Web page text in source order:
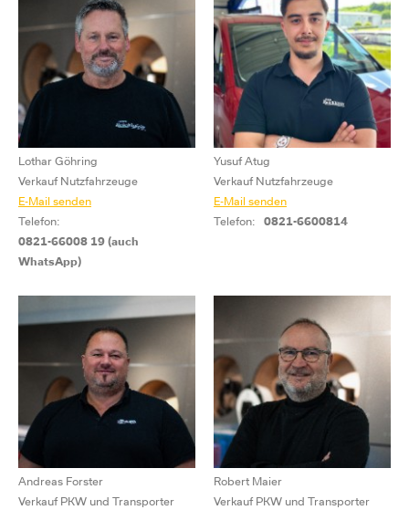
Lothar Göhring
Verkauf Nutzfahrzeuge
E-Mail senden
Telefon:
0821-66008 19 (auch
WhatsApp)
Yusuf Atug
Verkauf Nutzfahrzeuge
E-Mail senden
Telefon:
0821-6600814
Andreas Forster
Verkauf PKW und Transporter
Robert Maier
Verkauf PKW und Transporter